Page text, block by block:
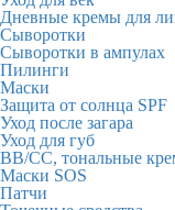
Дневные кремы для
Сыворотки
Сыворотки в ампулах
Пилинги
Маски
Защита от солнца SPF
Уход после загара
Уход для губ
BB/CC, тональные
Маски SOS
Патчи